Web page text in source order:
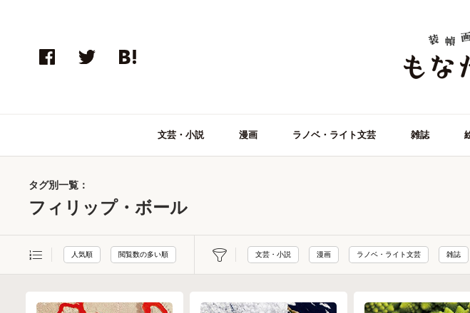
文芸・小説 漫画 ラノベ・ライト文芸 雑誌
タグ別一覧：
フィリップ・ボール
人気順 閲覧数の多い順 文芸・小説 漫画 ラノベ・ライト文芸 雑誌